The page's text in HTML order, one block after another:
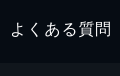
よくある質問